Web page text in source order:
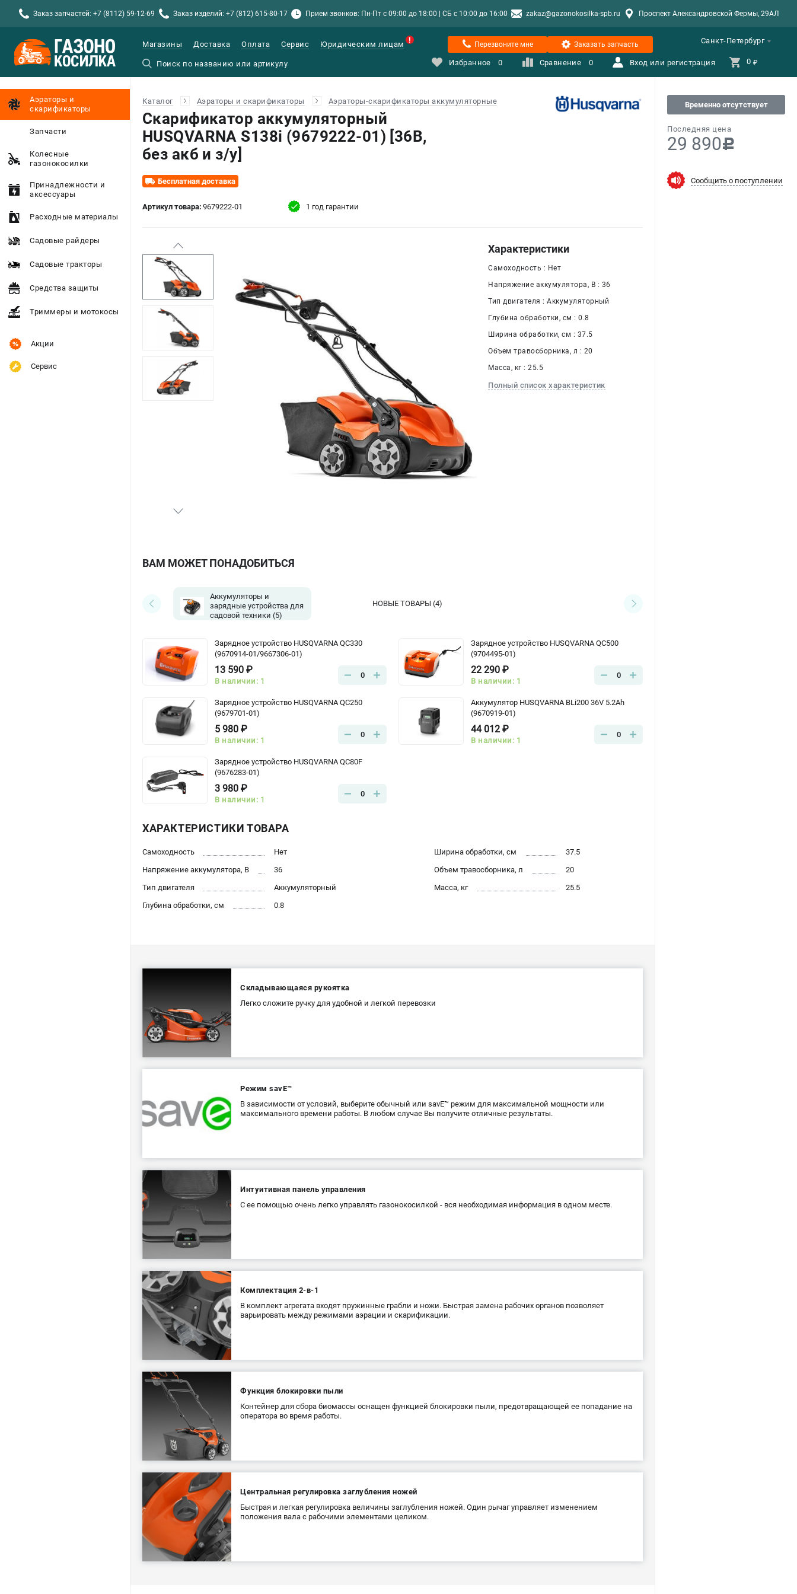
Заказ запчастей: +7 (8112) 59-12-69 Заказ изделий: +7 (812) 615-80-17 Прием звонков: Пн-Пт с 09:00 до 18:00 | СБ с 10:00 до 16:00 zakaz@gazonokosilka-spb.ru Проспект Александровской Фермы, 29АЛ
Санкт-Петербург
Магазины Доставка Оплата Сервис Юридическим лицам Перезвоните мне Заказать запчасть
Избранное 0 Сравнение 0 Вход или регистрация 0 ₽
Аэраторы и
скарификаторы
Запчасти
Колесные
газонокосилки
Принадлежности и
аксессуары
Расходные материалы
Садовые райдеры
Садовые тракторы
Средства защиты
Триммеры и мотокосы
Акции
Сервис
Каталог Аэраторы и скарификаторы Аэраторы-скарификаторы аккумуляторные
Скарификатор аккумуляторный
HUSQVARNA S138i (9679222-01) [36В,
без акб и з/у]
Бесплатная доставка
Артикул товара: 9679222-01 1 год гарантии
Временно отсутствует
Последняя цена
29 890c
Сообщить о поступлении
Характеристики
Самоходность : Нет
Напряжение аккумулятора, В : 36
Тип двигателя : Аккумуляторный
Глубина обработки, см : 0.8
Ширина обработки, см : 37.5
Объем травосборника, л : 20
Масса, кг : 25.5
Полный список характеристик
ВАМ МОЖЕТ ПОНАДОБИТЬСЯ
Аккумуляторы и
зарядные устройства для
садовой техники (5)
НОВЫЕ ТОВАРЫ (4)
Зарядное устройство HUSQVARNA QC330
(9670914-01/9667306-01)
13 590 ₽
В наличии: 1
0
Зарядное устройство HUSQVARNA QC500
(9704495-01)
22 290 ₽
В наличии: 1
0
Зарядное устройство HUSQVARNA QC250
(9679701-01)
5 980 ₽
В наличии: 1
0
Аккумулятор HUSQVARNA BLi200 36V 5.2Ah
(9670919-01)
44 012 ₽
В наличии: 1
0
Зарядное устройство HUSQVARNA QC80F
(9676283-01)
3 980 ₽
В наличии: 1
0
ХАРАКТЕРИСТИКИ ТОВАРА
Самоходность
Нет
Напряжение аккумулятора, В
36
Тип двигателя
Аккумуляторный
Глубина обработки, см
0.8
Ширина обработки, см
37.5
Объем травосборника, л
20
Масса, кг
25.5
Складывающаяся рукоятка
Легко сложите ручку для удобной и легкой перевозки
Режим savE™
В зависимости от условий, выберите обычный или savE™ режим для максимальной мощности или
максимального времени работы. В любом случае Вы получите отличные результаты.
Интуитивная панель управления
С ее помощью очень легко управлять газонокосилкой - вся необходимая информация в одном месте.
Комплектация 2-в-1
В комплект агрегата входят пружинные грабли и ножи. Быстрая замена рабочих органов позволяет
варьировать между режимами аэрации и скарификации.
Функция блокировки пыли
Контейнер для сбора биомассы оснащен функцией блокировки пыли, предотвращающей ее попадание на
оператора во время работы.
Центральная регулировка заглубления ножей
Быстрая и легкая регулировка величины заглубления ножей. Один рычаг управляет изменением
положения вала с рабочими элементами целиком.